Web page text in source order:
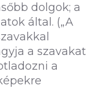
dolgok; a
által. („A
a szavakat
a